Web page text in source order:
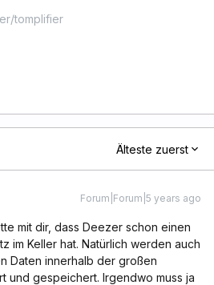
tomplifier
Älteste zuerst
Forum|Forum|5 years ago
mit dir, dass Deezer schon einen
im Keller hat. Natürlich werden auch
Daten innerhalb der großen
und gespeichert. Irgendwo muss ja